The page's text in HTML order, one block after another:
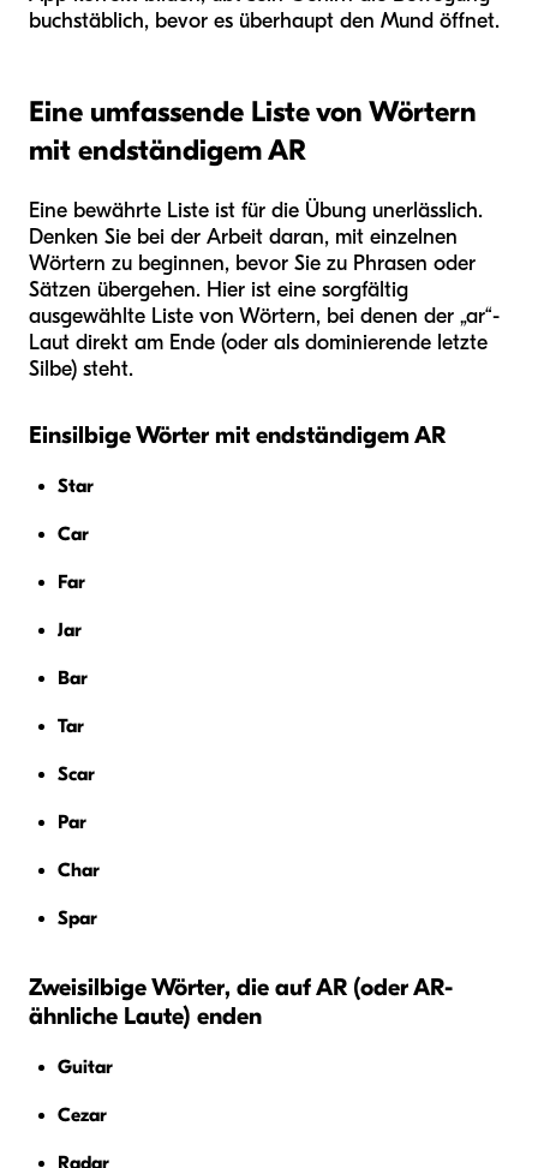
buchstäblich, bevor es überhaupt den Mund öffnet.
Eine umfassende Liste von Wörtern
mit endständigem AR
Eine bewährte Liste ist für die Übung unerlässlich.
Denken Sie bei der Arbeit daran, mit einzelnen
Wörtern zu beginnen, bevor Sie zu Phrasen oder
Sätzen übergehen. Hier ist eine sorgfältig
ausgewählte Liste von Wörtern, bei denen der „ar“-
Laut direkt am Ende (oder als dominierende letzte
Silbe) steht.
Einsilbige Wörter mit endständigem AR
Star
Car
Far
Jar
Bar
Tar
Scar
Par
Char
Spar
Zweisilbige Wörter, die auf AR (oder AR-
ähnliche Laute) enden
Guitar
Cezar
Radar